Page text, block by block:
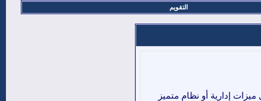
التقويم
إدارية أو نظام متميز